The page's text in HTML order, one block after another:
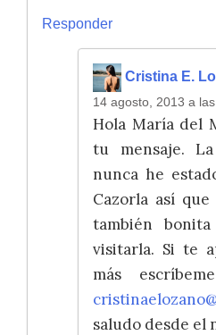
Responder
Cristina E.
14 agosto, 2013 a
Hola María del
tu mensaje.
nunca he
Cazorla así
también
visitarla. Si te
más
saludo desde el